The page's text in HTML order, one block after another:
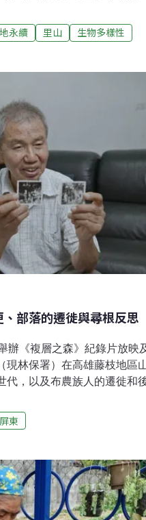
園隱含永續關鍵 紀錄出書
農豆」。慈心有機農業發展
輩）的菜園，認為其保留
年起，林業保育署花蓮分
族人整理地方作物與農耕知
部落攜手成立「布農豆豆班
持種植家庭農園種植的習慣。
永續 里山 生物多樣性
、部落的遷徙與尋根反思
辦《複層之森》紀錄片放映
現林保署）在高雄藤枝地區
代，以及布農族人的遷徙和
，推動林相變更事業，透過
給，改善林木品質，重塑國
開台灣林業史的記錄工作，
同仁與林業商，透過策展和
錄片《變更之地》和《複層
說，《複層之森》紀錄片不
屏東